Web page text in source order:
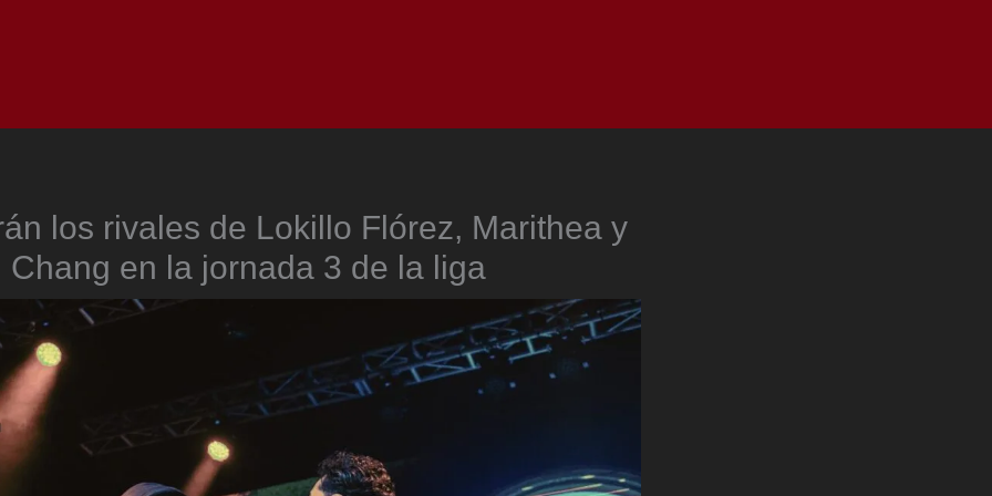
los rivales de Lokillo Flórez, Marithea y
Chang en la jornada 3 de la liga